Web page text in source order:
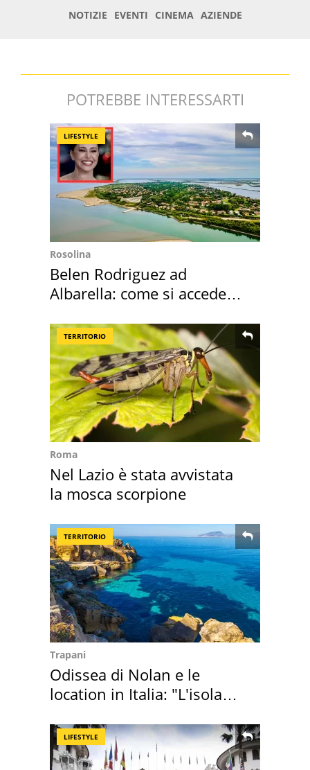
POTREBBE INTERESSARTI
LIFESTYLE
Rosolina
Belen Rodriguez ad
Albarella: come si accede
TERRITORIO
Roma
Nel Lazio è stata avvistata
la mosca scorpione
TERRITORIO
Trapani
Odissea di Nolan e le
location in Italia: "L'isola
LIFESTYLE